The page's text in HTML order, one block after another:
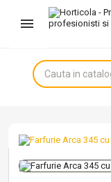
Autentifică-te